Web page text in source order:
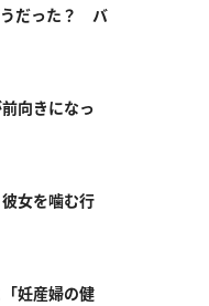
うだった？ バ
向きになっ
女を噛む行
妊産婦の健